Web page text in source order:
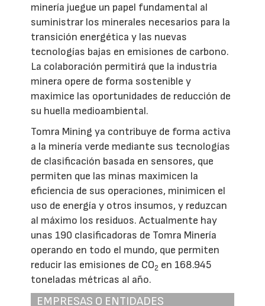
minería juegue un papel fundamental al
suministrar los minerales necesarios para la
transición energética y las nuevas
tecnologías bajas en emisiones de carbono.
La colaboración permitirá que la industria
minera opere de forma sostenible y
maximice las oportunidades de reducción de
su huella medioambiental.
Tomra Mining ya contribuye de forma activa
a la minería verde mediante sus tecnologías
de clasificación basada en sensores, que
permiten que las minas maximicen la
eficiencia de sus operaciones, minimicen el
uso de energía y otros insumos, y reduzcan
al máximo los residuos. Actualmente hay
unas 190 clasificadoras de Tomra Minería
operando en todo el mundo, que permiten
reducir las emisiones de CO2 en 168.945
toneladas métricas al año.
EMPRESAS O ENTIDADES